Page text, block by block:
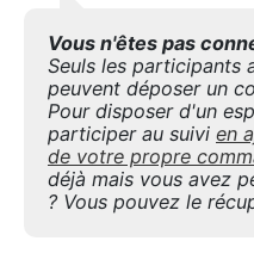
Vous n'êtes pas
Seuls les participants
peuvent déposer un
Pour disposer d'un
participer au suivi en
de votre propre
déjà mais vous avez
? Vous pouvez le